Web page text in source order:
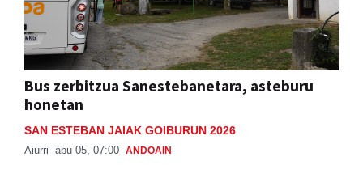
Bus zerbitzua Sanestebanetara, asteburu
honetan
SAN ESTEBAN JAIAK GOIBURUN 2026
Aiurri abu 05, 07:00 ANDOAIN